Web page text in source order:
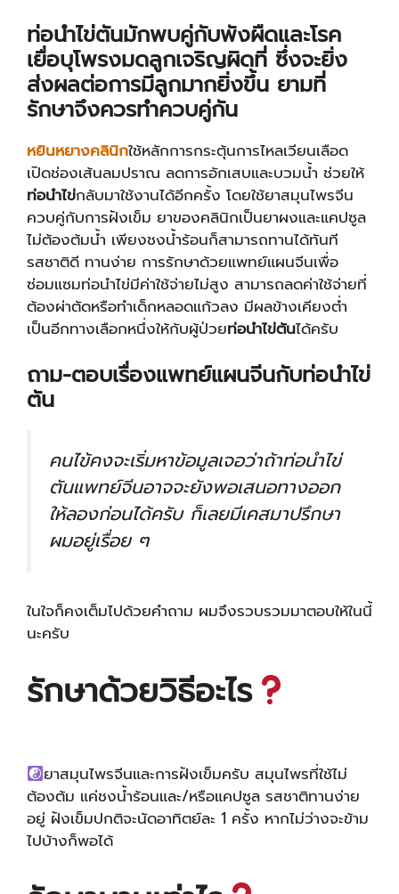
ท่อนำไข่ตันมักพบคู่กับพังผืดและโรค
เยื่อบุโพรงมดลูกเจริญผิดที่ ซึ่งจะยิ่ง
ส่งผลต่อการมีลูกมากยิ่งขึ้น ยามที่
รักษาจึงควรทำควบคู่กัน
หยินหยางคลินิกใช้หลักการกระตุ้นการไหลเวียนเลือด
เปิดช่องเส้นลมปราณ ลดการอักเสบและบวมน้ำ ช่วยให้
ท่อนำไข่กลับมาใช้งานได้อีกครั้ง โดยใช้ยาสมุนไพรจีน
ควบคู่กับการฝังเข็ม ยาของคลินิกเป็นยาผงและแคปซูล
ไม่ต้องต้มน้ำ เพียงชงน้ำร้อนก็สามารถทานได้ทันที
รสชาติดี ทานง่าย การรักษาด้วยแพทย์แผนจีนเพื่อ
ซ่อมแซมท่อนำไข่มีค่าใช้จ่ายไม่สูง สามารถลดค่าใช้จ่ายที่
ต้องผ่าตัดหรือทำเด็กหลอดแก้วลง มีผลข้างเคียงต่ำ
เป็นอีกทางเลือกหนึ่งให้กับผู้ป่วยท่อนำไข่ตันได้ครับ
ถาม-ตอบเรื่องแพทย์แผนจีนกับท่อนำไข่
ตัน
คนไข้คงจะเริ่มหาข้อมูลเจอว่าถ้าท่อนำไข่
ตันแพทย์จีนอาจจะยังพอเสนอทางออก
ให้ลองก่อนได้ครับ ก็เลยมีเคสมาปรึกษา
ผมอยู่เรื่อย ๆ
ในใจก็คงเต็มไปด้วยคำถาม ผมจึงรวบรวมมาตอบให้ในนี้
นะครับ
รักษาด้วยวิธีอะไร
ยาสมุนไพรจีนและการฝังเข็มครับ สมุนไพรที่ใช้ไม่
ต้องต้ม แค่ชงน้ำร้อนและ/หรือแคปซูล รสชาติทานง่าย
อยู่ ฝังเข็มปกติจะนัดอาทิตย์ละ 1 ครั้ง หากไม่ว่างจะข้าม
ไปบ้างก็พอได้